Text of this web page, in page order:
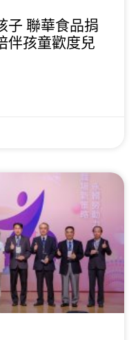
子 聯華食品捐
伴孩童歡度兒